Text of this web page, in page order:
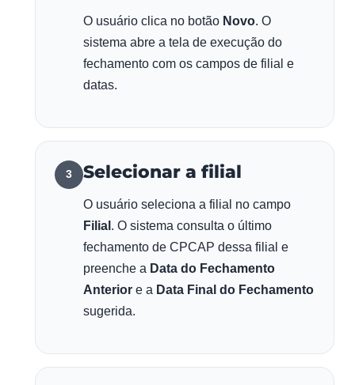
O usuário clica no botão Novo. O
sistema abre a tela de execução do
fechamento com os campos de filial e
datas.
3 Selecionar a filial
O usuário seleciona a filial no campo
Filial . O sistema consulta o último
fechamento de CPCAP dessa filial e
preenche a Data do Fechamento
Anterior e a Data Final do Fechamento
sugerida.